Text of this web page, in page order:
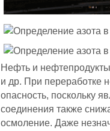
Нефть и
и др. При переработке
опасность, поскольку
соединения также
осмоление. Даже